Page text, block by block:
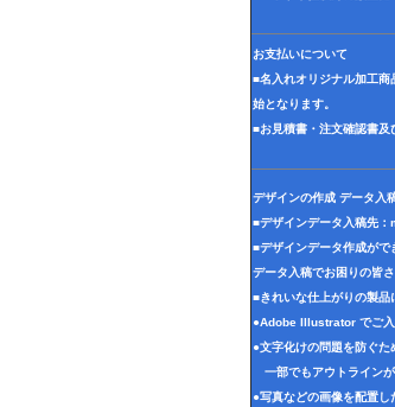
お支払いについて
■名入れオリジナル加工商
始となります。
■お見積書・注文確認書及
デザインの作成 データ入
■デザインデータ入稿先：
■デザインデータ作成がで
データ入稿でお困りの皆
■きれいな仕上がりの製品
●Adobe Illustrator でご入
●文字化けの問題を防ぐた
一部でもアウトラインが
●写真などの画像を配置し